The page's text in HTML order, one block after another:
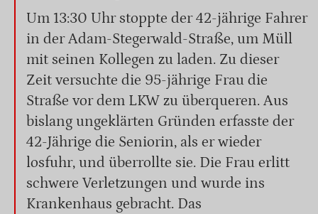
Um 13:30 Uhr stoppte der 42-jährige Fahrer
in der Adam-Stegerwald-Straße, um Müll
mit seinen Kollegen zu laden. Zu dieser
Zeit versuchte die 95-jährige Frau die
Straße vor dem LKW zu überqueren. Aus
bislang ungeklärten Gründen erfasste der
42-Jährige die Seniorin, als er wieder
losfuhr, und überrollte sie. Die Frau erlitt
schwere Verletzungen und wurde ins
Krankenhaus gebracht. Das